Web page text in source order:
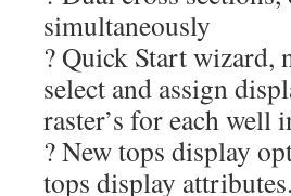
simultaneously
? Quick Start wizard,
select and assign
raster’s for each well
? New tops display
tops display attributes.